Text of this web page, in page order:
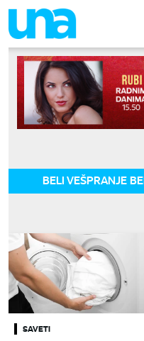
BELI VEŠPRANJE
SAVETI